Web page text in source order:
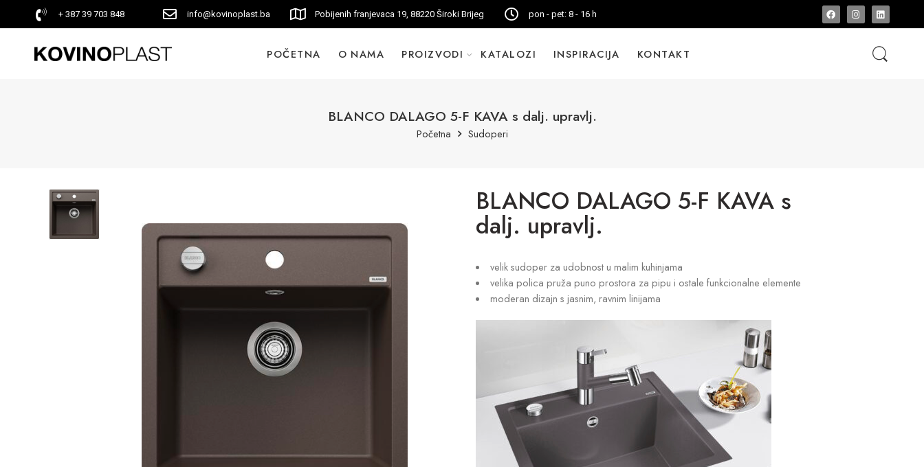
+ 387 39 703 848 info@kovinoplast.ba Pobijenih franjevaca 19, 88220 Široki Brijeg pon - pet: 8 - 16 h
POČETNA O NAMA PROIZVODI KATALOZI INSPIRACIJA KONTAKT
BLANCO DALAGO 5-F KAVA s dalj. upravlj.
Početna Sudoperi
BLANCO DALAGO 5-F KAVA s
dalj. upravlj.
velik sudoper za udobnost u malim kuhinjama
velika polica pruža puno prostora za pipu i ostale funkcionalne elemente
moderan dizajn s jasnim, ravnim linijama